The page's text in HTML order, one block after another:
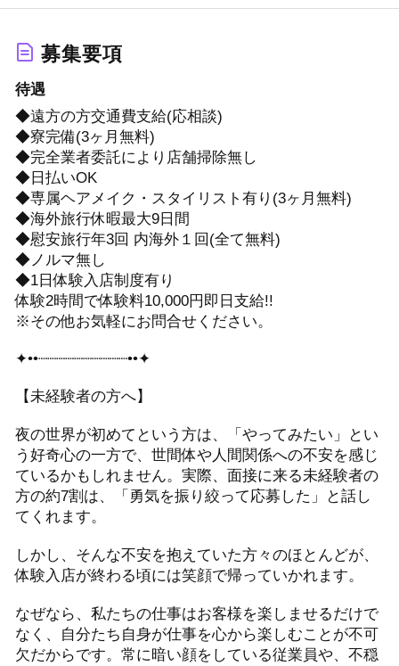
募集要項
待遇
◆遠方の方交通費支給(応相談)
◆寮完備(3ヶ月無料)
◆完全業者委託により店舗掃除無し
◆日払いOK
◆専属ヘアメイク・スタイリスト有り(3ヶ月無料)
◆海外旅行休暇最大9日間
◆慰安旅行年3回 内海外１回(全て無料)
◆ノルマ無し
◆1日体験入店制度有り
体験2時間で体験料10,000円即日支給!!
※その他お気軽にお問合せください。
✦••┈┈┈┈┈┈┈┈┈┈••✦
【未経験者の方へ】
夜の世界が初めてという方は、「やってみたい」とい
う好奇心の一方で、世間体や人間関係への不安を感じ
ているかもしれません。実際、面接に来る未経験者の
方の約7割は、「勇気を振り絞って応募した」と話し
てくれます。
しかし、そんな不安を抱えていた方々のほとんどが、
体験入店が終わる頃には笑顔で帰っていかれます。
なぜなら、私たちの仕事はお客様を楽しませるだけで
なく、自分たち自身が仕事を心から楽しむことが不可
欠だからです。常に暗い顔をしている従業員や、不穏